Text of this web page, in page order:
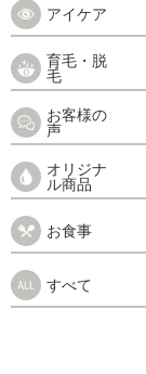
アイケア
育毛・脱
毛
お客様の
声
オリジナ
ル商品
お食事
すべて